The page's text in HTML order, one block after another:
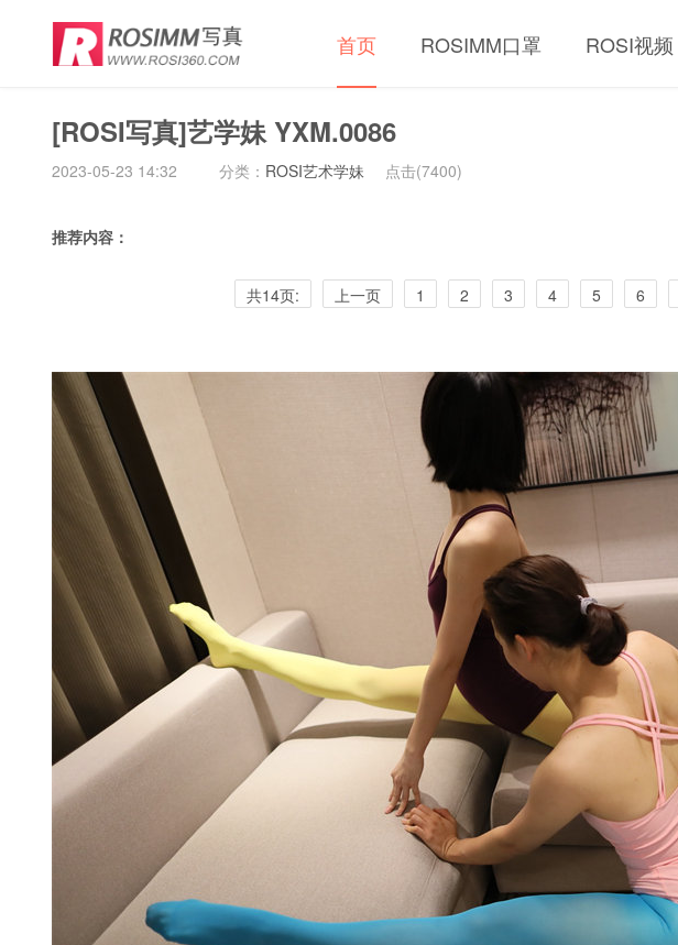
首页 ROSIMM口罩 ROSI视频
[ROSI写真]艺学妹 YXM.0086
2023-05-23 14:32 分类： ROSI艺术学妹 点击(7400)
推荐内容：
共14页: 上一页 1 2 3 4 5 6